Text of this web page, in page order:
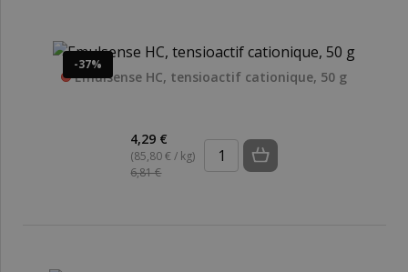
-37%
Emulsense HC, tensioactif cationique, 50 g
4,29 €
(85,80 € / kg)
6,81 €